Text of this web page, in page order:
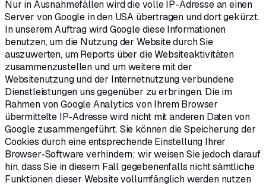
Nur in Ausnahmefällen wird die volle IP-Adresse an einen
Server von Google in den USA übertragen und dort gekürzt.
In unserem Auftrag wird Google diese Informationen
benutzen, um die Nutzung der Website durch Sie
auszuwerten, um Reports über die Websiteaktivitäten
zusammenzustellen und um weitere mit der
Websitenutzung und der Internetnutzung verbundene
Dienstleistungen uns gegenüber zu erbringen. Die im
Rahmen von Google Analytics von Ihrem Browser
übermittelte IP-Adresse wird nicht mit anderen Daten von
Google zusammengeführt. Sie können die Speicherung der
Cookies durch eine entsprechende Einstellung Ihrer
Browser-Software verhindern; wir weisen Sie jedoch darauf
hin, dass Sie in diesem Fall gegebenenfalls nicht sämtliche
Funktionen dieser Website vollumfänglich werden nutzen